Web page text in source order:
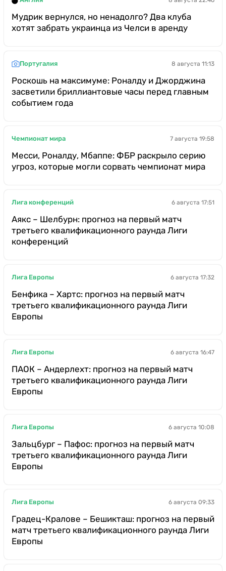
Мудрик вернулся, но ненадолго? Два клуба
хотят забрать украинца из Челси в аренду
Португалия 8 августа 11:13
Роскошь на максимуме: Роналду и Джорджина
засветили бриллиантовые часы перед главным
событием года
Чемпионат мира 7 августа 19:58
Месси, Роналду, Мбаппе: ФБР раскрыло серию
угроз, которые могли сорвать чемпионат мира
Лига конференций 6 августа 17:51
Аякс – Шелбурн: прогноз на первый матч
третьего квалификационного раунда Лиги
конференций
Лига Европы 6 августа 17:32
Бенфика – Хартс: прогноз на первый матч
третьего квалификационного раунда Лиги
Европы
Лига Европы 6 августа 16:47
ПАОК – Андерлехт: прогноз на первый матч
третьего квалификационного раунда Лиги
Европы
Лига Европы 6 августа 10:08
Зальцбург – Пафос: прогноз на первый матч
третьего квалификационного раунда Лиги
Европы
Лига Европы 6 августа 09:33
Градец-Кралове – Бешикташ: прогноз на первый
матч третьего квалификационного раунда Лиги
Европы